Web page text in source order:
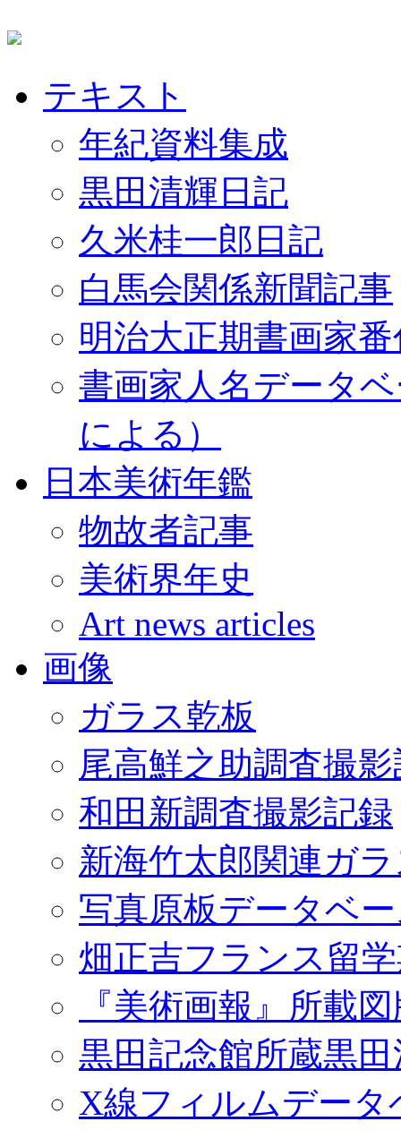
テキスト
年紀資料集成
黒田清輝日記
久米桂一郎日記
白馬会関係新聞記事
明治大正期書画家
書画家人名データ
による）
日本美術年鑑
物故者記事
美術界年史
Art news articles
画像
ガラス乾板
尾高鮮之助調査撮
和田新調査撮影記録
新海竹太郎関連ガ
写真原板データベ
畑正吉フランス留
『美術画報』所載
黒田記念館所蔵黒
X線フィルムデータ